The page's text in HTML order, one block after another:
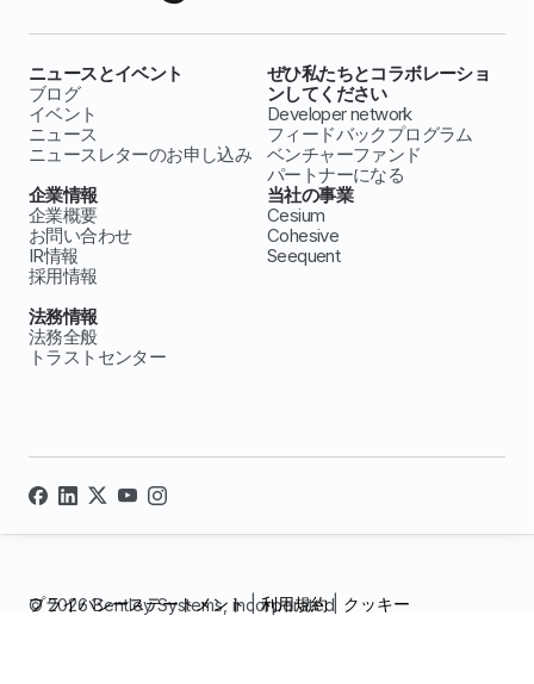
ニュースとイベント
ブログ
イベント
ニュース
ニュースレターのお申し込み
ぜひ私たちとコラボレーショ
ンしてください
Developer network
フィードバックプログラム
ベンチャーファンド
パートナーになる
企業情報
企業概要
お問い合わせ
IR情報
採用情報
当社の事業
Cesium
Cohesive
Seequent
法務情報
法務全般
トラストセンター
© 2026 Bentley Systems, incorporated
プライバシーステートメント|利用規約| クッキー